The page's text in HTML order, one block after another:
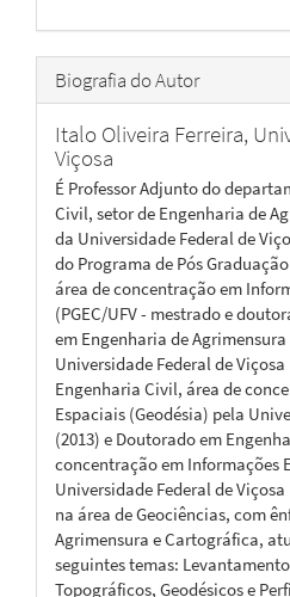
Biografia do Autor
Italo Oliveira Ferreira,
Viçosa
É Professor Adjunto do
Civil, setor de Engenharia de
da Universidade Federal de
do Programa de Pós
área de concentração em
(PGEC/UFV - mestrado e
em Engenharia de
Universidade Federal de
Engenharia Civil, área de
Espaciais (Geodésia) pela
(2013) e Doutorado em
concentração em Informações
Universidade Federal de
na área de Geociências, com
Agrimensura e Cartográfica,
seguintes temas:
Topográficos, Geodésicos e